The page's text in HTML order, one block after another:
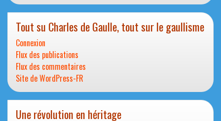
Tout su Charles de Gaulle, tout sur le gaullisme
Connexion
Flux des publications
Flux des commentaires
Site de WordPress-FR
Une révolution en héritage